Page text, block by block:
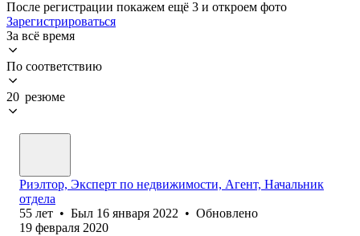
После регистрации покажем ещё 3 и откроем фото
Зарегистрироваться
За всё время
По соответствию
20 резюме
Риэлтор, Эксперт по недвижимости, Агент, Начальник
отдела
55 лет • Был 16 января 2022 • Обновлено
19 февраля 2020